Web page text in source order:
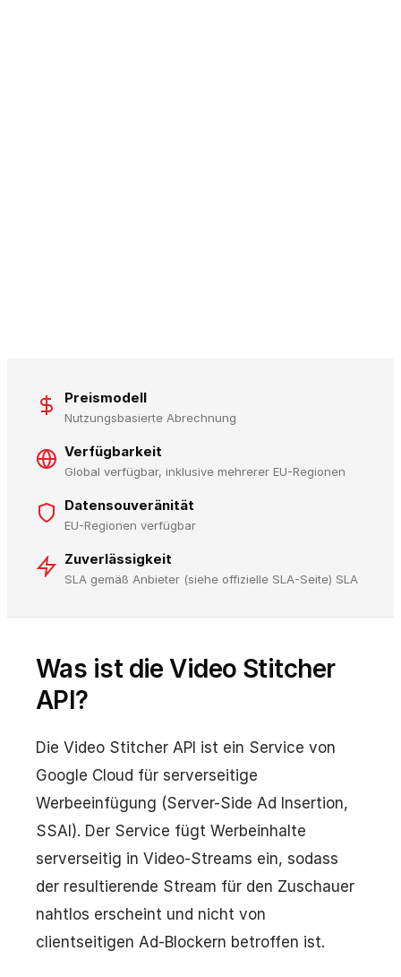
Preismodell
Nutzungsbasierte Abrechnung
Verfügbarkeit
Global verfügbar, inklusive mehrerer EU-Regionen
Datensouveränität
EU-Regionen verfügbar
Zuverlässigkeit
SLA gemäß Anbieter (siehe offizielle SLA-Seite) SLA
Was ist die Video Stitcher
API?
Die Video Stitcher API ist ein Service von
Google Cloud für serverseitige
Werbeeinfügung (Server-Side Ad Insertion,
SSAI). Der Service fügt Werbeinhalte
serverseitig in Video-Streams ein, sodass
der resultierende Stream für den Zuschauer
nahtlos erscheint und nicht von
clientseitigen Ad-Blockern betroffen ist.